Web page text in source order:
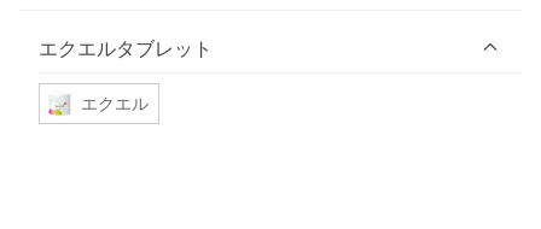
エクエルタブレット
エクエル